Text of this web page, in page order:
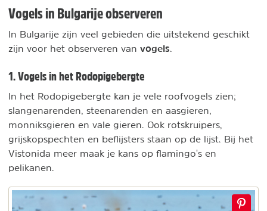
Vogels in Bulgarije observeren
In Bulgarije zijn veel gebieden die uitstekend geschikt
zijn voor het observeren van vogels
1. Vogels in het Rodopigebergte
In het Rodopigebergte kan je vele roofvogels zien;
slangenarenden, steenarenden en aasgieren,
monniksgieren en vale gieren. Ook rotskruipers,
grijskopspechten en beflijsters staan op de lijst. Bij het
Vistonida meer maak je kans op flamingo's en
pelikanen.